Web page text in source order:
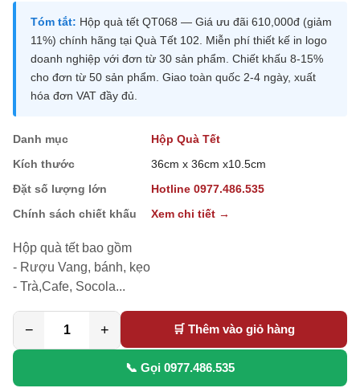
Tóm tắt: Hộp quà tết QT068 — Giá ưu đãi 610,000đ (giảm
11%) chính hãng tại Quà Tết 102. Miễn phí thiết kế in logo
doanh nghiệp với đơn từ 30 sản phẩm. Chiết khấu 8-15%
cho đơn từ 50 sản phẩm. Giao toàn quốc 2-4 ngày, xuất
hóa đơn VAT đầy đủ.
Danh mục
Hộp Quà Tết
Kích thước
36cm x 36cm x10.5cm
Đặt số lượng lớn
Hotline 0977.486.535
Chính sách chiết khấu
Xem chi tiết →
Hộp quà tết bao gồm
- Rượu Vang, bánh, kẹo
- Trà,Cafe, Socola...
− + 🛒 Thêm vào giỏ hàng
📞 Gọi 0977.486.535